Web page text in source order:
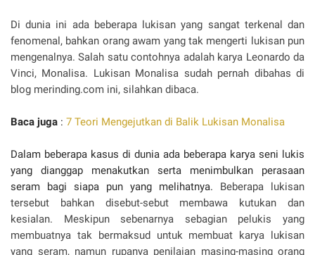
Di dunia ini ada beberapa lukisan yang sangat terkenal dan
fenomenal, bahkan orang awam yang tak mengerti lukisan pun
mengenalnya. Salah satu contohnya adalah karya Leonardo da
Vinci, Monalisa. Lukisan Monalisa sudah pernah dibahas di
blog merinding.com ini, silahkan dibaca.
Baca juga : 7 Teori Mengejutkan di Balik Lukisan Monalisa
Dalam beberapa kasus di dunia ada beberapa karya seni lukis
yang dianggap menakutkan serta menimbulkan perasaan
seram bagi siapa pun yang melihatnya. Beberapa lukisan
tersebut bahkan disebut-sebut membawa kutukan dan
kesialan. Meskipun sebenarnya sebagian pelukis yang
membuatnya tak bermaksud untuk membuat karya lukisan
yang seram, namun rupanya penilaian masing-masing orang